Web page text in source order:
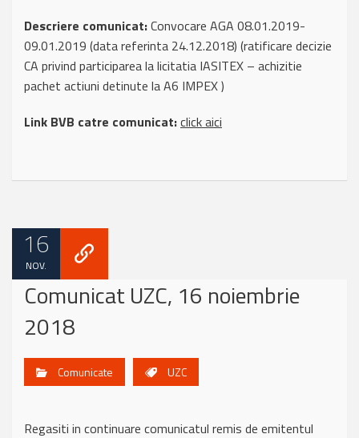
Descriere comunicat:Convocare AGA 08.01.2019-
09.01.2019 (data referinta 24.12.2018) (ratificare decizie
CA privind participarea la licitatia IASITEX – achizitie
pachet actiuni detinute la A6 IMPEX )
Link BVB catre comunicat:click aici
16
NOV.
Comunicat UZC, 16 noiembrie
2018
Comunicate UZC
Regasiti in continuare comunicatul remis de emitentul